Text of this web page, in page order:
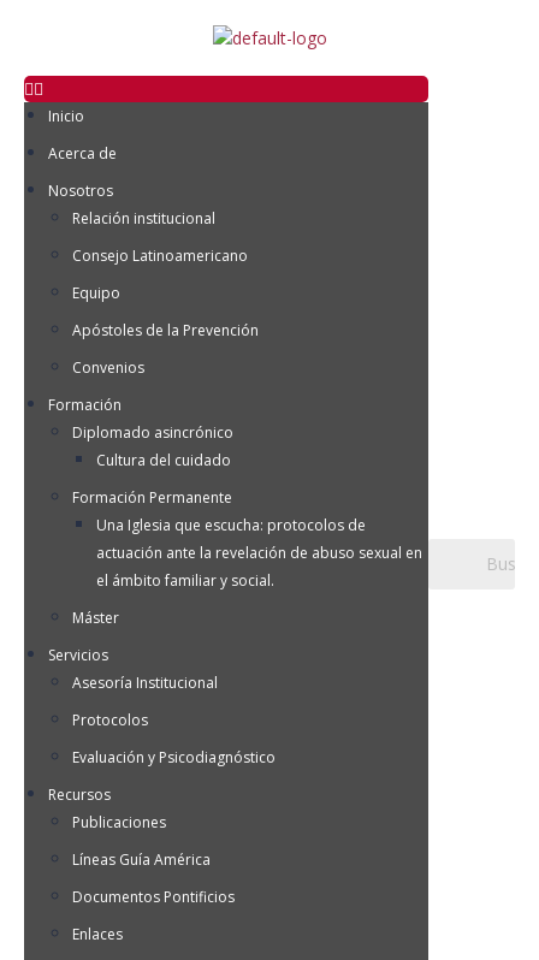
Inicio
Acerca de
Nosotros
Relación institucional
Consejo Latinoamericano
Equipo
Apóstoles de la Prevención
Convenios
Formación
Diplomado asincrónico
Cultura del cuidado
Formación Permanente
Una Iglesia que escucha: protocolos de
actuación ante la revelación de abuso sexual en
el ámbito familiar y social.
Máster
Servicios
Asesoría Institucional
Protocolos
Evaluación y Psicodiagnóstico
Recursos
Publicaciones
Líneas Guía América
Documentos Pontificios
Enlaces